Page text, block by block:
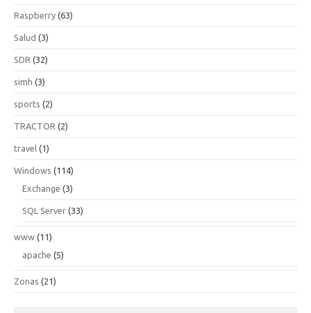
Raspberry (63)
Salud (3)
SDR (32)
simh (3)
sports (2)
TRACTOR (2)
travel (1)
Windows (114)
Exchange (3)
SQL Server (33)
www (11)
apache (5)
Zonas (21)